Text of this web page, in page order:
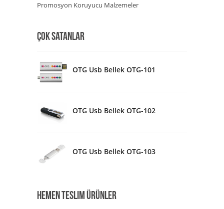
Promosyon Koruyucu Malzemeler
ÇOK SATANLAR
OTG Usb Bellek OTG-101
OTG Usb Bellek OTG-102
OTG Usb Bellek OTG-103
HEMEN TESLIM ÜRÜNLER